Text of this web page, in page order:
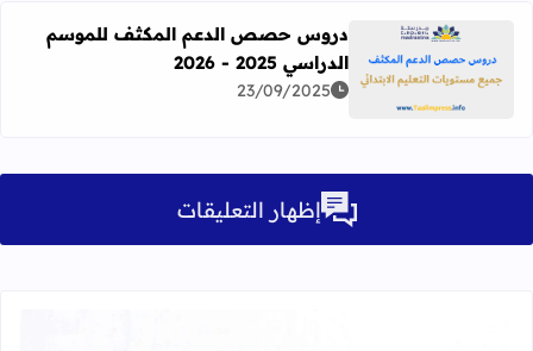
اقرأ المزيد عن دروس حصص الدعم المكثف للموسم الدراسي 2025 -
دروس حصص الدعم المكثف للموسم
الدراسي 2025 - 2026
23/09/2025
إظهار التعليقات